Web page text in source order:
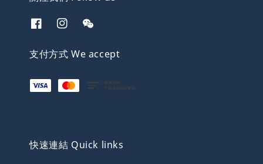
支付方式 We accept
快速連結 Quick links